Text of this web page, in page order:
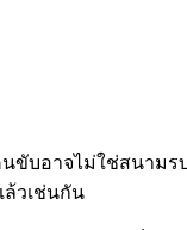
ขับอาจไม่ใช่สนามร
วเช่นกัน